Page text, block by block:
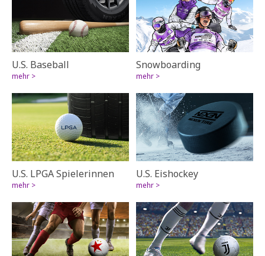
U.S. Baseball
mehr >
Snowboarding
mehr >
U.S. LPGA Spielerinnen
mehr >
U.S. Eishockey
mehr >